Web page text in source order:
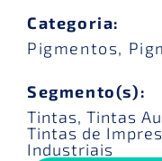
Categoria:
Pigmentos,
Segmento(s):
Tintas, Tintas
Tintas de
Industriais